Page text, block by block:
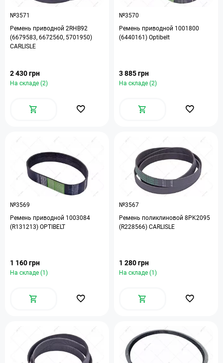
№3571
Ремень приводной 2RHB92
(6679583, 6672560, 5701950)
CARLISLE
2 430 грн
На складе (2)
№3570
Ремень приводной 1001800
(6440161) Optibelt
3 885 грн
На складе (2)
№3569
Ремень приводной 1003084
(R131213) OPTIBELT
1 160 грн
На складе (1)
№3567
Ремень поликлиновой 8PK2095
(R228566) CARLISLE
1 280 грн
На складе (1)